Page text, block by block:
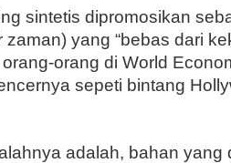
sintetis dipromosikan
zaman) yang “bebas dari
orang di World
sepeti bintang
adalah, bahan